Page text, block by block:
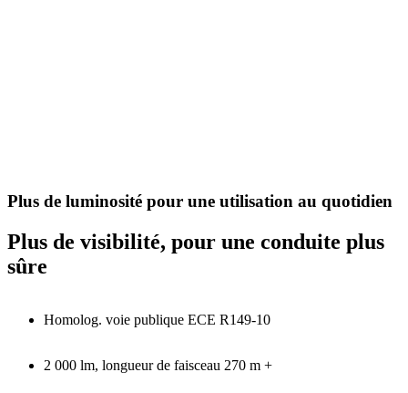
Plus de luminosité pour une utilisation au quotidien
Plus de visibilité, pour une conduite plus
sûre
Homolog. voie publique ECE R149-10
2 000 lm, longueur de faisceau 270 m +